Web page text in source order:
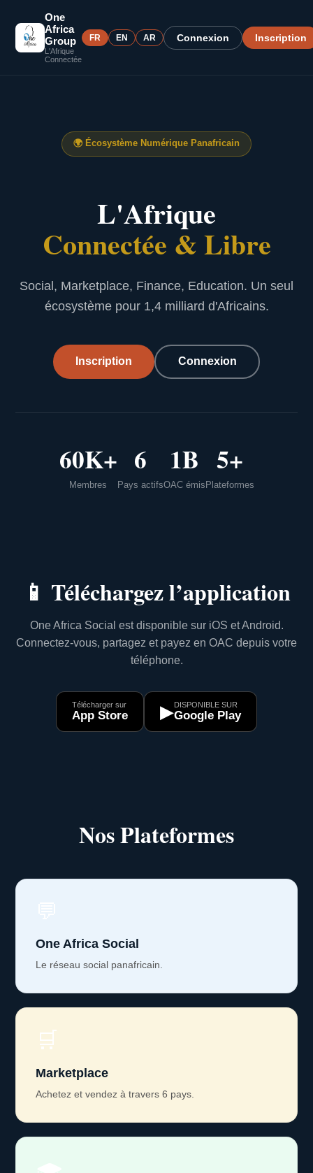
One
Africa
Group
L'Afrique
Connectée
FR EN AR Connexion Inscription
🌍 Écosystème Numérique Panafricain
L'Afrique
Connectée & Libre
Social, Marketplace, Finance, Education. Un seul
écosystème pour 1,4 milliard d'Africains.
Inscription Connexion
60K+
Membres
6
Pays actifs
1B
OAC émis
5+
Plateformes
📱 Téléchargez l’application
One Africa Social est disponible sur iOS et Android.
Connectez-vous, partagez et payez en OAC depuis votre
téléphone.
Télécharger sur
App Store ▶DISPONIBLE SUR
Google Play
Nos Plateformes
One Africa Social
Le réseau social panafricain.
🛒
Marketplace
Achetez et vendez à travers 6 pays.